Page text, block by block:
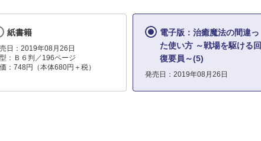
紙書籍
日：2019年08月26日
：Ｂ６判／196ページ
：748円（本体680円＋税）
電子版：治癒魔法の間違っ
た使い方 ～戦場を駆ける回
復要員～(5)
発売日：2019年08月26日